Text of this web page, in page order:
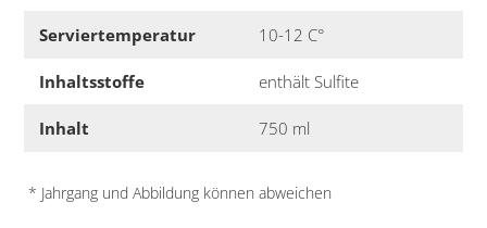
Serviertemperatur 10-12 C°
Inhaltsstoffe enthält Sulfite
Inhalt 750 ml
* Jahrgang und Abbildung können abweichen